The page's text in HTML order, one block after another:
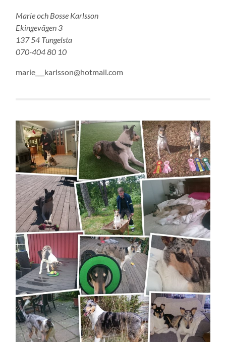
Marie och Bosse Karlsson
Ekingevägen 3
137 54 Tungelsta
070-404 80 10
marie___karlsson@hotmail.com